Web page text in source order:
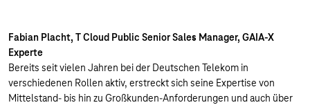
Fabian Placht, T Cloud Public Senior Sales Manager, GAIA-X
Experte
Bereits seit vielen Jahren bei der Deutschen Telekom in
verschiedenen Rollen aktiv, erstreckt sich seine Expertise von
Mittelstand- bis hin zu Großkunden-Anforderungen und auch über